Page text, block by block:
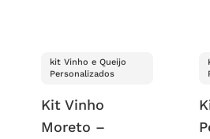
kit Vinho e Queijo
Personalizados
Kit Vinho
Moreto –